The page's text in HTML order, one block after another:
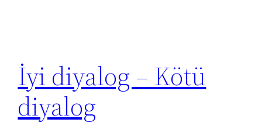
İyi diyalog – Kötü
diyalog